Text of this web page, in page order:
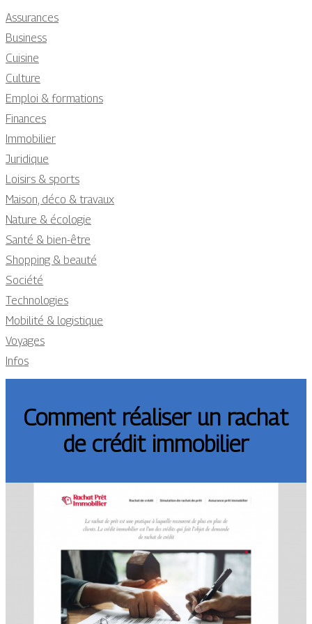
Assurances
Business
Cuisine
Culture
Emploi & formations
Finances
Immobilier
Juridique
Loisirs & sports
Maison, déco & travaux
Nature & écologie
Santé & bien-être
Shopping & beauté
Société
Technologies
Mobilité & logistique
Voyages
Infos
Comment réaliser un rachat
de crédit immobilier